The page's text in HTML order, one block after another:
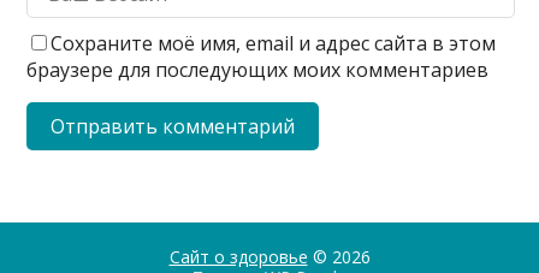
Сохраните моё имя, email и адрес сайта в этом
браузере для последующих моих комментариев
Сайт о здоровье © 2026